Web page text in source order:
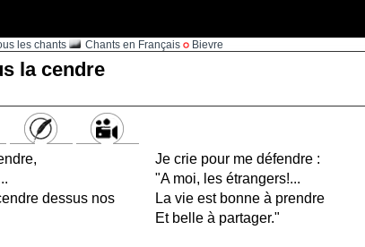
les chants Chants en Français Bievre
la cendre
dessus nos
Je crie pour me défendre :
"A moi, les étrangers!...
La vie est bonne à prendre
Et belle à partager."